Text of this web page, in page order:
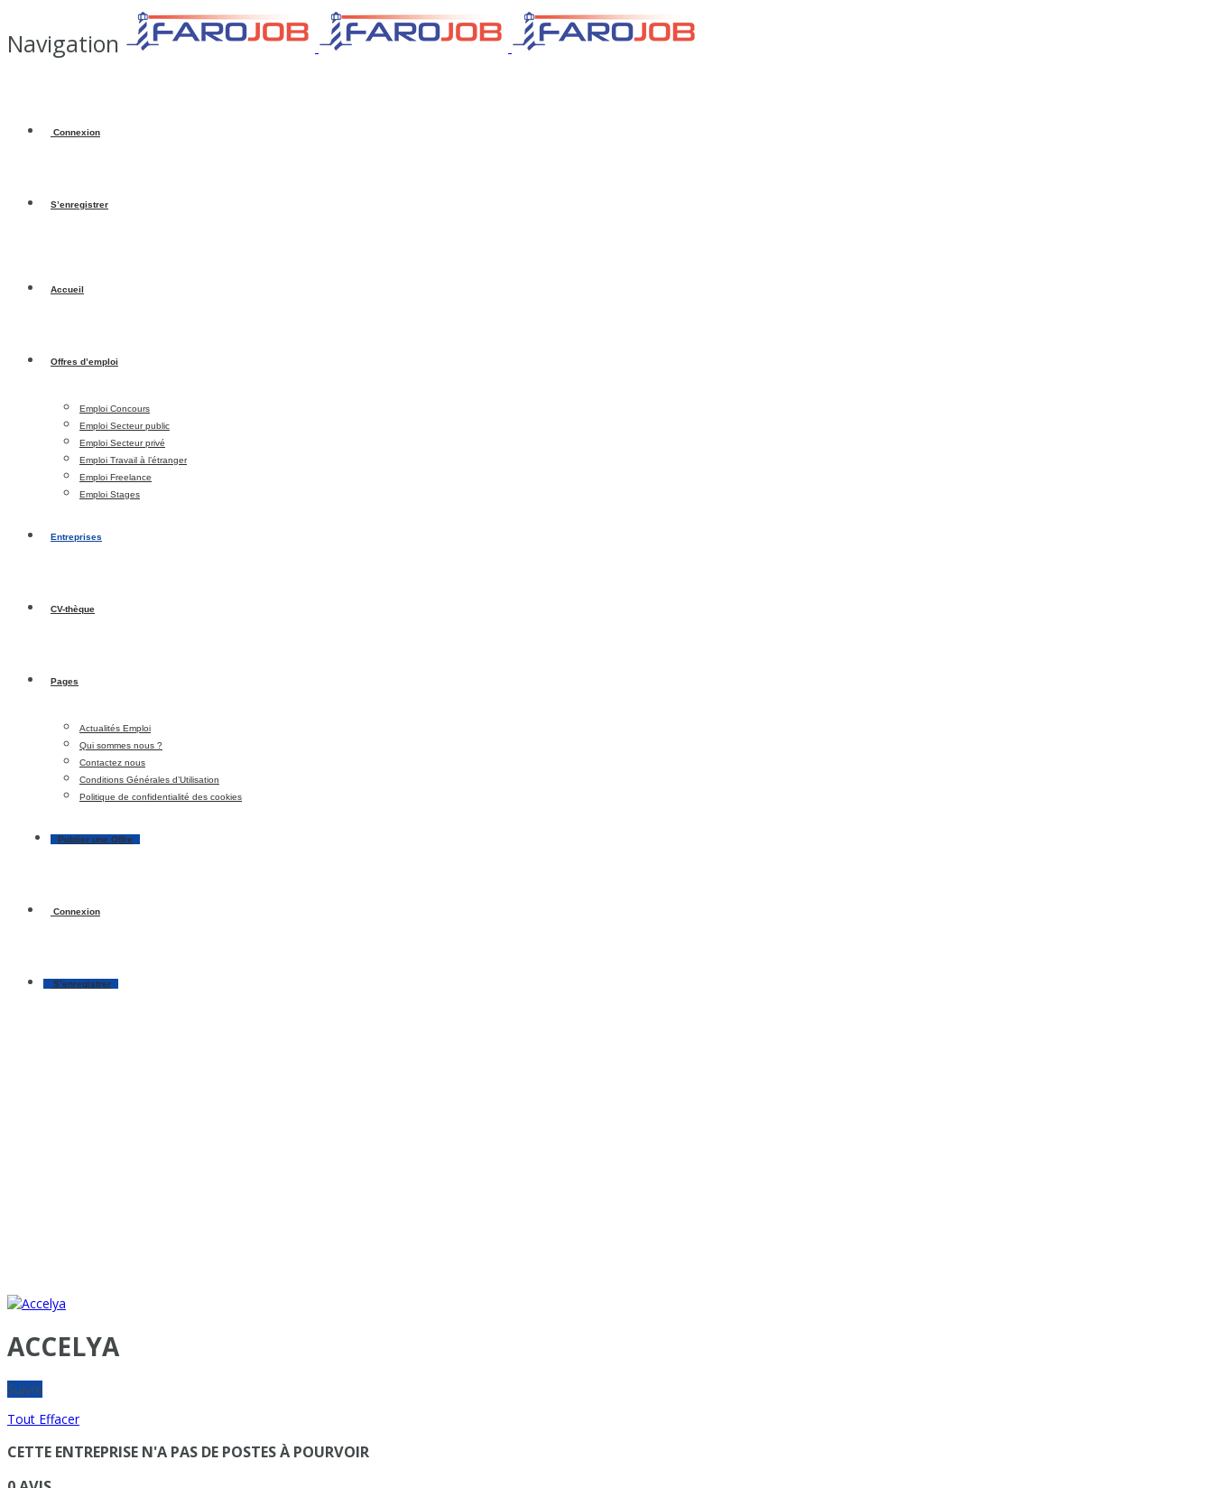
Navigation
Connexion
S’enregistrer
Accueil
Offres d’emploi
Emploi Concours
Emploi Secteur public
Emploi Secteur privé
Emploi Travail à l’étranger
Emploi Freelance
Emploi Stages
Entreprises
CV-thèque
Pages
Actualités Emploi
Qui sommes nous ?
Contactez nous
Conditions Générales d’Utilisation
Politique de confidentialité des cookies
Publier une Offre
Connexion
S’enregistrer
ACCELYA
Suivre
Tout Effacer
CETTE ENTREPRISE N'A PAS DE POSTES À POURVOIR